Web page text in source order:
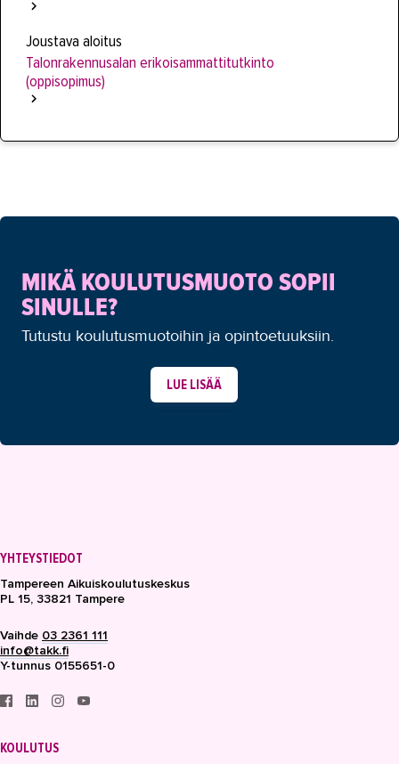
Joustava aloitus
Talonrakennusalan erikoisammattitutkinto
(oppisopimus)
MIKÄ KOULUTUSMUOTO SOPII
SINULLE?
Tutustu koulutusmuotoihin ja opintoetuuksiin.
LUE LISÄÄ
YHTEYSTIEDOT
Tampereen Aikuiskoulutuskeskus
PL 15, 33821 Tampere
Vaihde 03 2361 111
info@takk.fi
Y-tunnus 0155651-0
KOULUTUS